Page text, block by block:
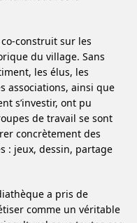
construit sur les
du village. Sans
les élus, les
associations, ainsi que
s’investir, ont pu
de travail se sont
concrètement des
: jeux, dessin, partage
a pris de
comme un véritable